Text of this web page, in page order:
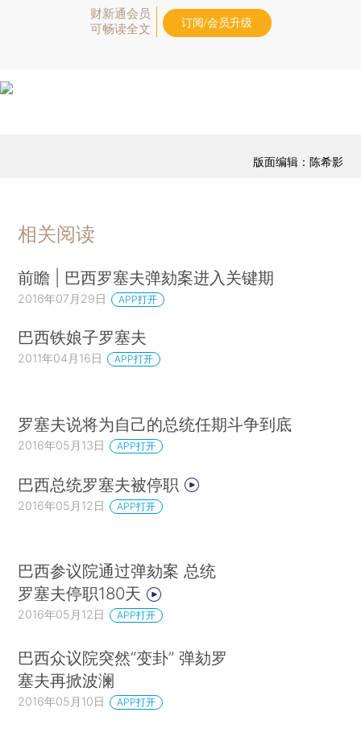
财新通会员
可畅读全文
订阅/会员升级
版面编辑：陈希影
相关阅读
前瞻 | 巴西罗塞夫弹劾案进入关键期
2016年07月29日 APP打开
巴西铁娘子罗塞夫
2011年04月16日 APP打开
罗塞夫说将为自己的总统任期斗争到底
2016年05月13日 APP打开
巴西总统罗塞夫被停职
2016年05月12日 APP打开
巴西参议院通过弹劾案 总统
罗塞夫停职180天
2016年05月12日 APP打开
巴西众议院突然“变卦” 弹劾罗
塞夫再掀波澜
2016年05月10日 APP打开